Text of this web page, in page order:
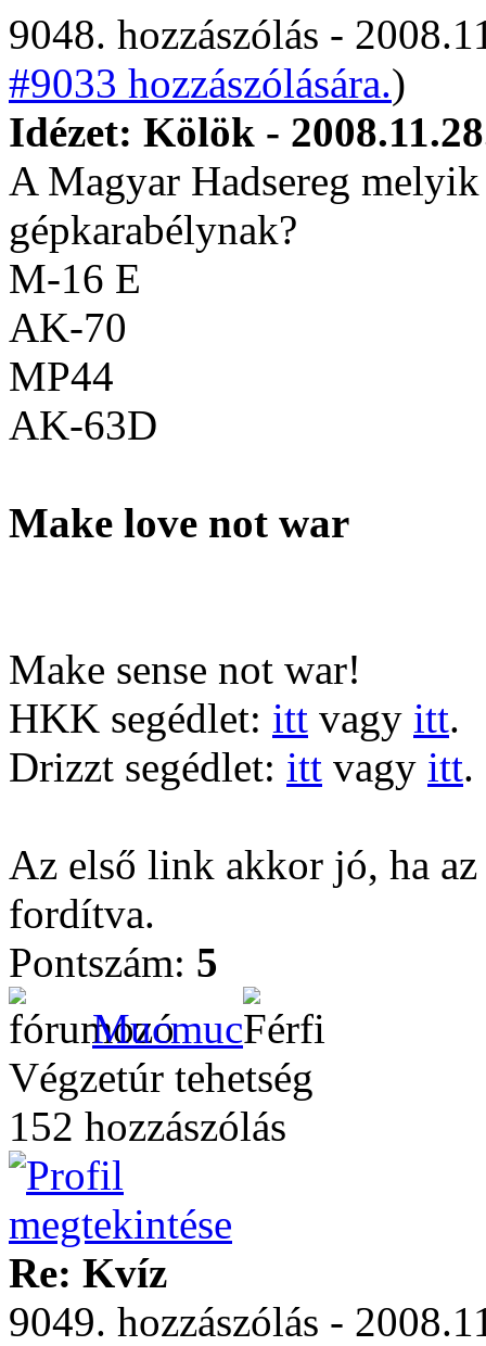
9048. hozzászólás -
#9033 hozzászólására.)
Idézet: Kölök -
A Magyar Hadsereg
gépkarabélynak?
M-16 E
AK-70
MP44
AK-63D
Make love not war
Make sense not war!
HKK segédlet: itt vagy itt.
Drizzt segédlet: itt vagy itt.
Az első link akkor jó, ha
fordítva.
Pontszám: 5
Mucmuc
Végzetúr tehetség
152 hozzászólás
Re: Kvíz
9049. hozzászólás -